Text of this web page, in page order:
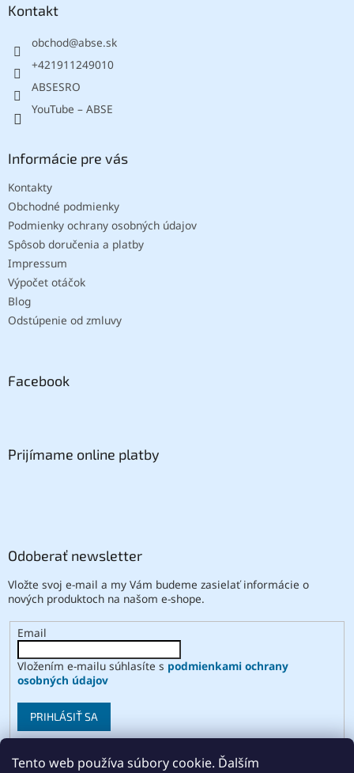
Tento web používa súbory cookie. Ďalším
Kontakt
obchod@abse.sk
+421911249010
ABSESRO
YouTube – ABSE
Informácie pre vás
Kontakty
Obchodné podmienky
Podmienky ochrany osobných údajov
Spôsob doručenia a platby
Impressum
Výpočet otáčok
Blog
Odstúpenie od zmluvy
Facebook
Prijímame online platby
Odoberať newsletter
Vložte svoj e-mail a my Vám budeme zasielať informácie o
nových produktoch na našom e-shope.
Email
Vložením e-mailu súhlasíte s podmienkami ochrany
osobných údajov
PRIHLÁSIŤ SA